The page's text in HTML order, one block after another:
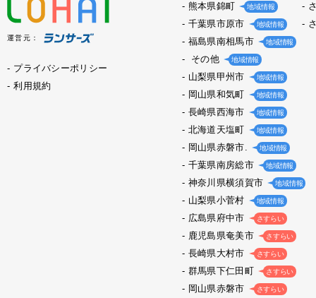
運営元：
プライバシーポリシー
利用規約
熊本県錦町 地域情報
千葉県市原市 地域情報
福島県南相馬市 地域情報
その他 地域情報
山梨県甲州市 地域情報
岡山県和気町 地域情報
長崎県西海市 地域情報
北海道天塩町 地域情報
岡山県赤磐市. 地域情報
千葉県南房総市 地域情報
神奈川県横須賀市 地域情報
山梨県小菅村 地域情報
広島県府中市 さすらい
鹿児島県奄美市 さすらい
長崎県大村市 さすらい
群馬県下仁田町 さすらい
岡山県赤磐市 さすらい